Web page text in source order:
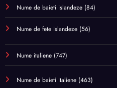
Nume de baieti islandeze (84)
Nume de fete islandeze (56)
Nume italiene (747)
Nume de baieti italiene (463)